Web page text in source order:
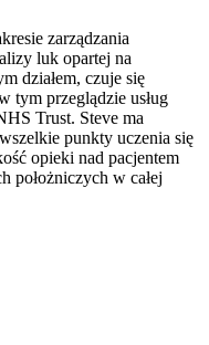
zarządzania
luk opartej na
działem, czuje się
tym przeglądzie usług
Trust. Steve ma
punkty uczenia się
opieki nad pacjentem
położniczych w całej